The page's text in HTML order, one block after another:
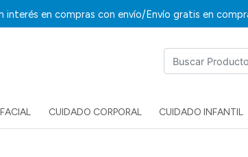
interés en compras con envío/Envío gratis en
CUIDADO CORPORAL CUIDADO INFANTIL